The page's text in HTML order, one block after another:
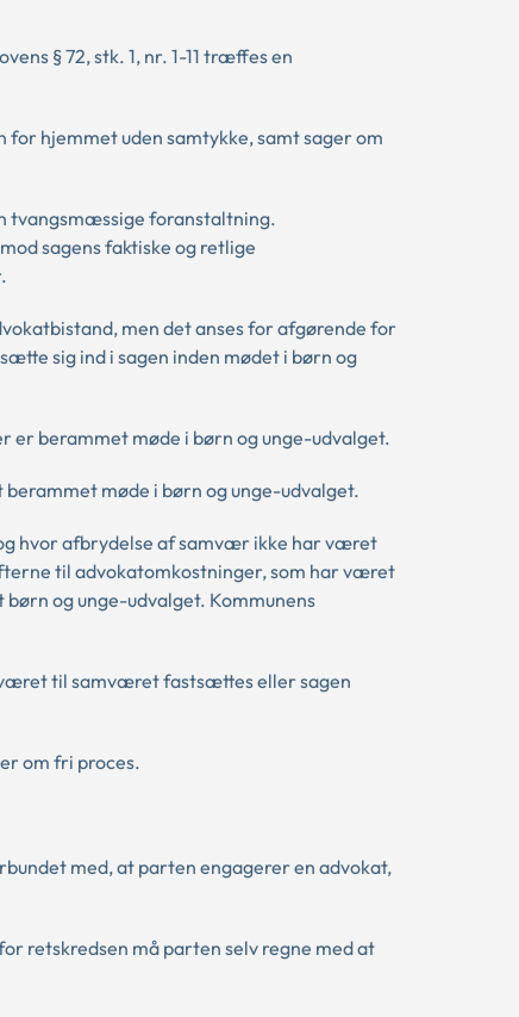
§ 72, stk. 1, nr. 1-11 træffes en
hjemmet uden samtykke, samt sager om
tvangsmæssige foranstaltning.
sagens faktiske og retlige
men det anses for afgørende for
sig ind i sagen inden mødet i børn og
er berammet møde i børn og unge-udvalget.
møde i børn og unge-udvalget.
hvor afbrydelse af samvær ikke har været
til advokatomkostninger, som har været
og unge-udvalget. Kommunens
til samværet fastsættes eller sagen
om fri proces.
med, at parten engagerer en advokat,
retskredsen må parten selv regne med at